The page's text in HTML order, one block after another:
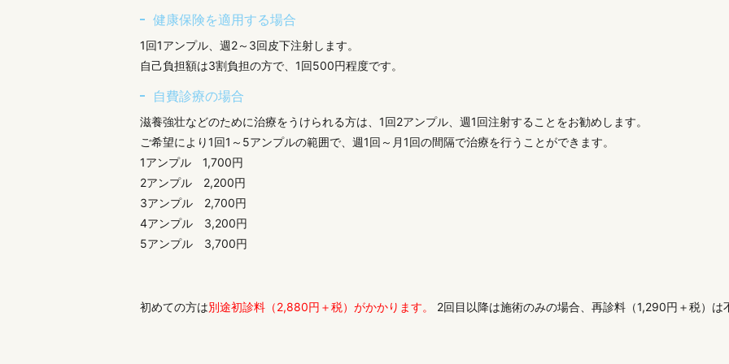
健康保険を適用する場合
1回1アンプル、週2～3回皮下注射します。
自己負担額は3割負担の方で、1回500円程度です。
自費診療の場合
滋養強壮などのために治療をうけられる方は、1回2アンプル、週1回注射することをお勧めします。
ご希望により1回1～5アンプルの範囲で、週1回～月1回の間隔で治療を行うことができます。
1アンプル 1,700円
2アンプル 2,200円
3アンプル 2,700円
4アンプル 3,200円
5アンプル 3,700円
初めての方は別途初診料（2,880円＋税）がかかります。 2回目以降は施術のみの場合、再診料（1,290円＋税）は